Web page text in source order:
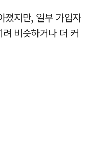
졌지만, 일부 가입자
비슷하거나 더 커